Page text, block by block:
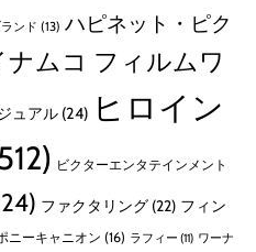
ンド (13) ハピネット・ピク
ムコ フィルムワ
ュアル (24) ヒロイン
ビクターエンタテインメント
ファクタリング (22) フィン
ニーキャニオン (16) ラフィー (11) ワーナ